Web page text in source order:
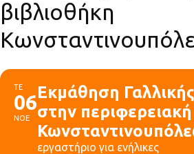
βιβλιοθήκη
ΤΕ
06
ΝΟΕ
Εκμάθηση
στην
εργαστήριο για ενήλικες